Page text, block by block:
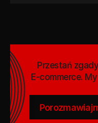
Przestań
E-commerce.